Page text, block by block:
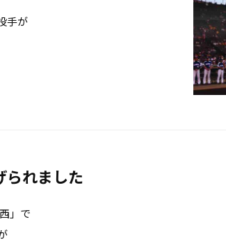
手が
られました
」で